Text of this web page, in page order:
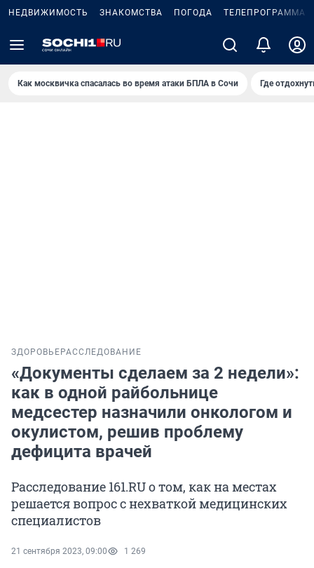
НЕДВИЖИМОСТЬ ЗНАКОМСТВА ПОГОДА ТЕЛЕПРОГРАММА
Как москвичка спасалась во время атаки БПЛА в Сочи Где
ЗДОРОВЬЕ РАССЛЕДОВАНИЕ
«Документы сделаем за 2 недели»:
как в одной райбольнице
медсестер назначили онкологом и
окулистом, решив проблему
дефицита врачей
Расследование 161.RU о том, как на местах
решается вопрос с нехваткой медицинских
специалистов
21 сентября 2023, 09:00 1 269